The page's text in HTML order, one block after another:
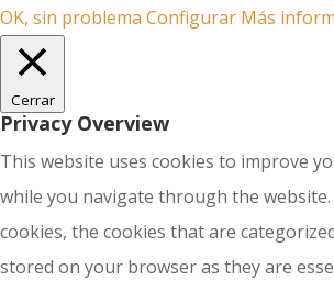
OK, sin problema Configurar Más
Cerrar
Privacy Overview
This website uses cookies to improve
while you navigate through the
cookies, the cookies that are
stored on your browser as they are